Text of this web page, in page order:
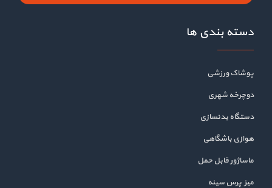
دسته بندی ها
پوشاک ورزشی
دوچرخه شهری
دستگاه بدنسازی
هوازی باشگاهی
ماساژور قابل حمل
میز پرس سینه